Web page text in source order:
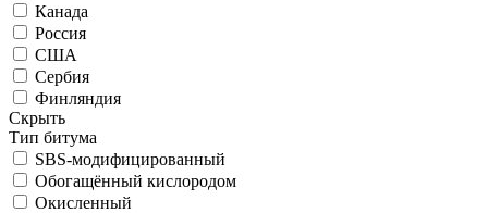
Канада
Россия
США
Сербия
Финляндия
Скрыть
Тип битума
SBS-модифицированный
Обогащённый кислородом
Окисленный